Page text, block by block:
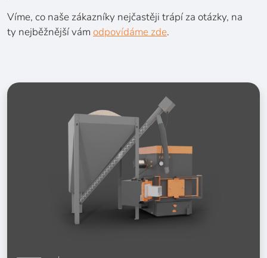
Víme, co naše zákazníky nejčastěji trápí za otázky, na
ty nejběžnější vám odpovídáme zde.